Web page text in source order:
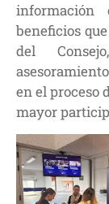
beneficios
del
en el proceso
mayor